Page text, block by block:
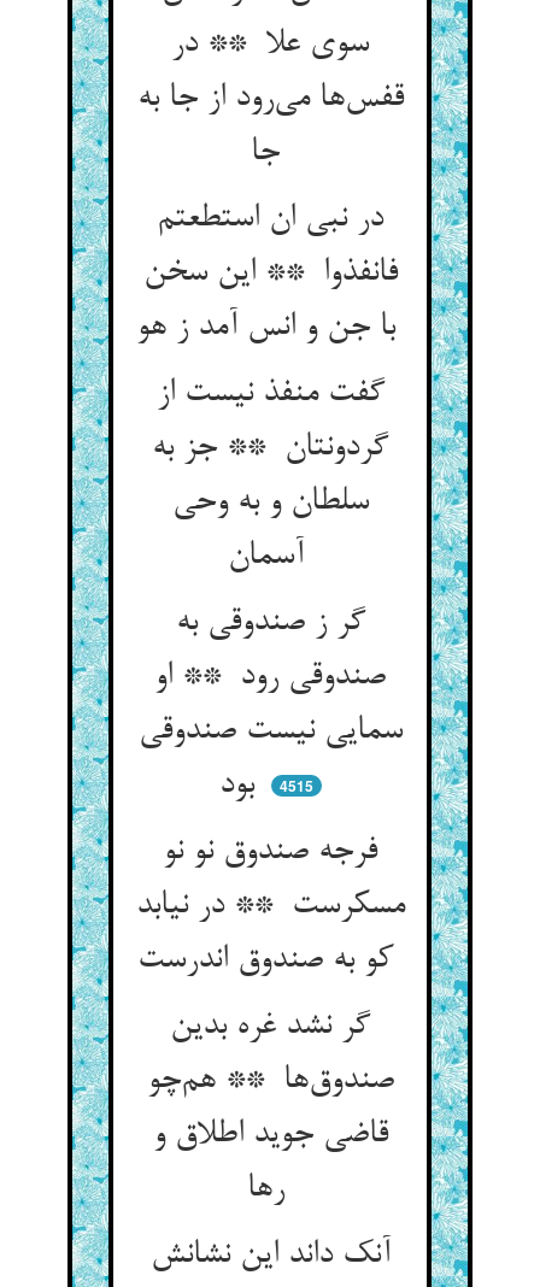
سوی علا ** در
قفس‌ها می‌رود از جا به
در نبی ان استطعتم
فانفذوا ** این سخن
با جن و انس آمد ز هو
گفت منفذ نیست از
گردونتان ** جز به
سلطان و به وحی
گر ز صندوقی به
صندوقی رود ** او
سمایی نیست صندوقی
بود
4515
فرجه صندوق نو نو
مسکرست ** در نیابد
گر نشد غره بدین
صندوق‌ها ** هم‌چو
قاضی جوید اطلاق و
رها
آنک داند این نشانش